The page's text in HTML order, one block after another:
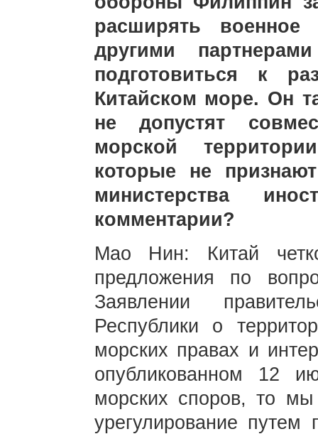
расширять
другими
подготовиться к
Китайском море. Он
не допустят
морской
которые не
министерства
комментарии?
Мао Нин: Китай
предложения по
Заявлении
Республики о
морских правах и
опубликованном 12
морских споров, то
урегулирование путем